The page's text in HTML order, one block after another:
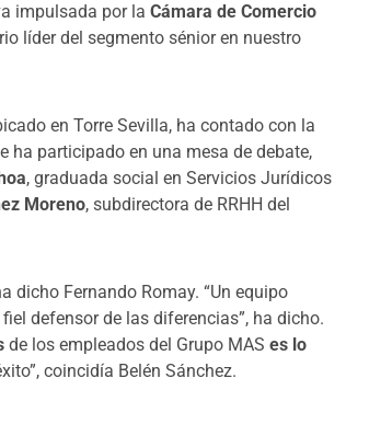
impulsada por la Cámara de Comercio
líder del segmento sénior en nuestro
en Torre Sevilla, ha contado con la
ha participado en una mesa de debate,
, graduada social en Servicios Jurídicos
Moreno, subdirectora de RRHH del
dicho Fernando Romay. “Un equipo
defensor de las diferencias”, ha dicho.
de los empleados del Grupo MAS es lo
coincidía Belén Sánchez.